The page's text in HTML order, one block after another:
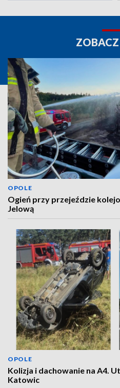
OPOLE
Ogień przy przejeździe
Jelową
OPOLE
Kolizja i dachowanie na A4.
Katowic